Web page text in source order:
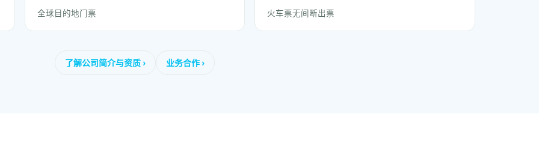
全球目的地门票 火车票无间断出票
了解公司简介与资质 › 业务合作 ›